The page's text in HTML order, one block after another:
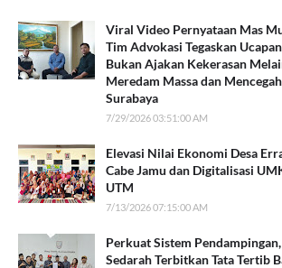
Viral Video Pernyataan Mas
Tim Advokasi Tegaskan
Bukan Ajakan Kekerasan
Meredam Massa dan
Surabaya
7/29/2026 03:51:00 AM
Elevasi Nilai Ekonomi Desa
Cabe Jamu dan Digitalisasi
UTM
7/13/2026 07:15:00 AM
Perkuat Sistem
Sedarah Terbitkan Tata Tertib